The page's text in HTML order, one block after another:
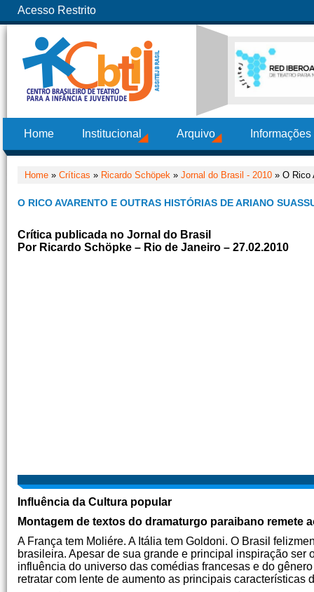
Acesso Restrito
Home Institucional Arquivo
Home » Críticas » Ricardo Schöpek » Jornal do Brasil - 2010 » O Rico
O RICO AVARENTO E OUTRAS HISTÓRIAS DE ARIANO
Crítica publicada no Jornal do Brasil
Por Ricardo Schöpke – Rio de Janeiro – 27.02.2010
Influência da Cultura popular
Montagem de textos do dramaturgo paraibano remete
A França tem Moliére. A Itália tem Goldoni. O Brasil
brasileira. Apesar de sua grande e principal inspiração
influência do universo das comédias francesas e do
retratar com lente de aumento as principais características